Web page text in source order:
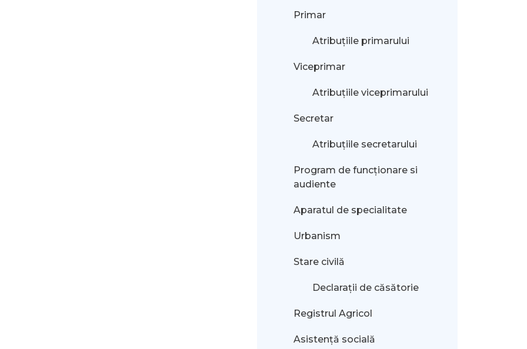
Primar
Atribuțiile primarului
Viceprimar
Atribuțiile viceprimarului
Secretar
Atribuțiile secretarului
Program de funcționare si
audiente
Aparatul de specialitate
Urbanism
Stare civilă
Declarații de căsătorie
Registrul Agricol
Asistență socială